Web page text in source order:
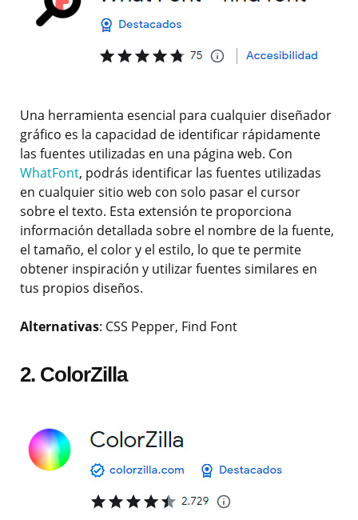
Una herramienta esencial para cualquier diseñador
gráfico es la capacidad de identificar rápidamente
las fuentes utilizadas en una página web. Con
WhatFont, podrás identificar las fuentes utilizadas
en cualquier sitio web con solo pasar el cursor
sobre el texto. Esta extensión te proporciona
información detallada sobre el nombre de la fuente,
el tamaño, el color y el estilo, lo que te permite
obtener inspiración y utilizar fuentes similares en
tus propios diseños.
Alternativas: CSS Pepper, Find Font
2. ColorZilla